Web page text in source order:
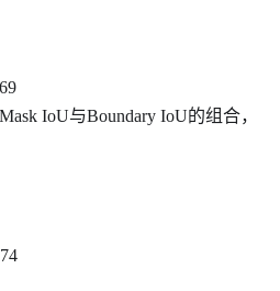
IoU与Boundary IoU的组合，